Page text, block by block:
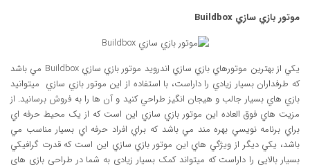
موتور بازي سازي Buildbox
يکي از بهترين موتورهاي بازي سازي اندرويد موتور بازي سازي Buildbox مي باشد
که طرفداران بسيار زيادي را داراست، با استفاده از اين موتور بازي سازي ميتوانيد
بازي هاي بسيار جالب و هيجان انگيز طراحي کنيد و آن ها را به فروش برسانيد. از
مزيت هاي فوق العاده اين موتور بازي سازي اين است که از يک محيط حرفه اي
براي برنامه نويسي بهره مند مي باشد که براي افراد حرفه اي بسيار مناسب مي
باشد، يکي ديگر از ويژگي هاي اين موتور بازي سازي اين است که قدرت گرافيکي
بسيار بالايي را داراست که ميتواند کمک بسيار زيادي به شما در طراحي بازي هاي